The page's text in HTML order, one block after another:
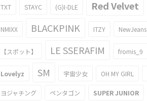
TXT STAYC (G)I-DLE Red Velvet
NMIXX BLACKPINK ITZY NewJeans
【スポット】 LE SSERAFIM fromis_9
Lovelyz SM 宇宙少女 OH MY GIRL
ヨジャチング ペンタゴン SUPER JUNIOR